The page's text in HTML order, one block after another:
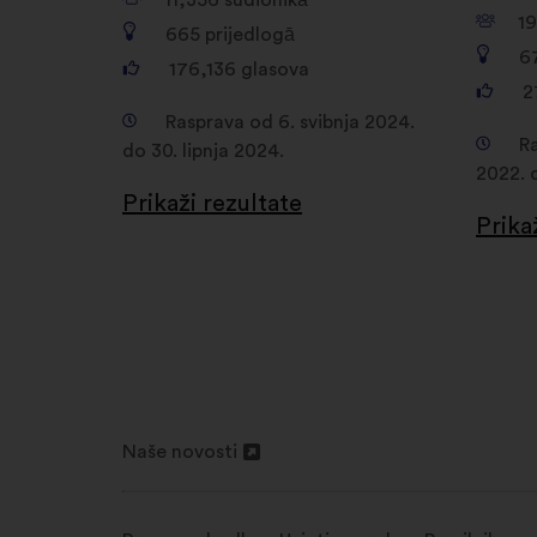
665 prijedlogā
176,136 glasova
Rasprava od 6. svibnja 2024.
do 30. lipnja 2024.
Prikaži rezultate
2022.
Naše novosti